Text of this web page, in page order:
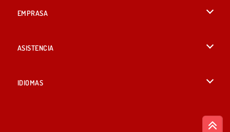
EMPRASA
ASISTENCIA
IDIOMAS